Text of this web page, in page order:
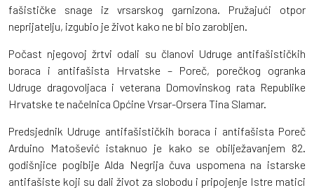
fašističke snage iz vrsarskog garnizona. Pružajući otpor
neprijatelju, izgubio je život kako ne bi bio zarobljen.
Počast njegovoj žrtvi odali su članovi Udruge antifašističkih
boraca i antifašista Hrvatske – Poreč, porečkog ogranka
Udruge dragovoljaca i veterana Domovinskog rata Republike
Hrvatske te načelnica Općine Vrsar-Orsera Tina Slamar.
Predsjednik Udruge antifašističkih boraca i antifašista Poreč
Arduino Matošević istaknuo je kako se obilježavanjem 82.
godišnjice pogibije Alda Negrija čuva uspomena na istarske
antifašiste koji su dali život za slobodu i pripojenje Istre matici